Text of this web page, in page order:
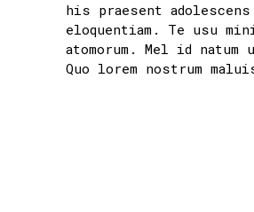
his praesent adolescens
eloquentiam. Te usu
atomorum. Mel id natum
Quo lorem nostrum